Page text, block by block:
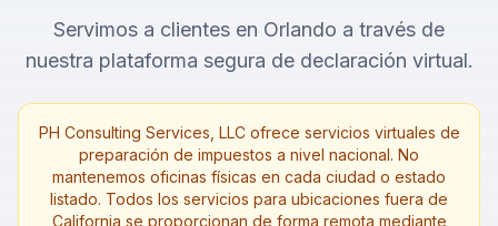
Servimos a clientes en Orlando a través de
nuestra plataforma segura de declaración virtual.
PH Consulting Services, LLC ofrece servicios virtuales de
preparación de impuestos a nivel nacional. No
mantenemos oficinas físicas en cada ciudad o estado
listado. Todos los servicios para ubicaciones fuera de
California se proporcionan de forma remota mediante